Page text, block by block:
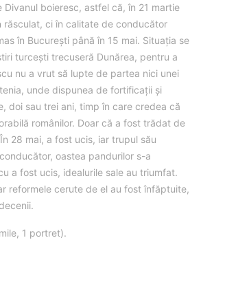
boieresc, astfel că, în 21 martie
răsculat, ci în calitate de conducător
în București până în 15 mai. Situația se
turcești trecuseră Dunărea, pentru a
nu a vrut să lupte de partea nici unei
unde dispunea de fortificații și
doi sau trei ani, timp în care credea că
românilor. Doar că a fost trădat de
28 mai, a fost ucis, iar trupul său
oastea pandurilor s-a
a fost ucis, idealurile sale au triumfat.
reformele cerute de el au fost înfăptuite,
1 portret).